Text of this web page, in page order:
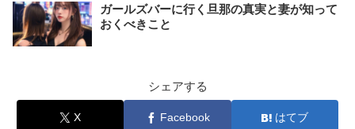
ガールズバーに行く旦那の真実と妻が知って
おくべきこと
シェアする
X Facebook はてブ